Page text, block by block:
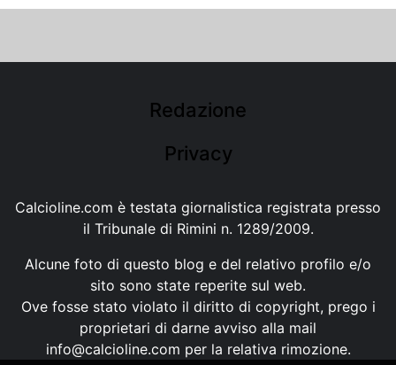
Redazione
Privacy
Calcioline.com è testata giornalistica registrata presso
il Tribunale di Rimini n. 1289/2009.
Alcune foto di questo blog e del relativo profilo e/o
sito sono state reperite sul web.
Ove fosse stato violato il diritto di copyright, prego i
proprietari di darne avviso alla mail
info@calcioline.com per la relativa rimozione.